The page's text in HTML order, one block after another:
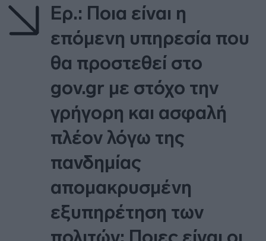
Ερ.: Ποια είναι η
επόμενη υπηρεσία που
θα προστεθεί στο
gov.gr με στόχο την
γρήγορη και ασφαλή
πλέον λόγω της
πανδημίας
απομακρυσμένη
εξυπηρέτηση των